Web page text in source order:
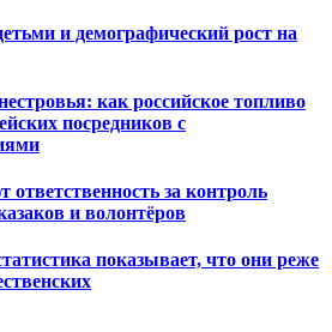
и демографический рост на
как российское топливо
посредников с
за контроль
и волонтёров
показывает, что они реже